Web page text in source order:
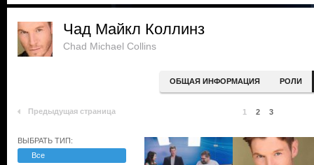
Чад Майкл Коллинз
Chad Michael Collins
ОБЩАЯ ИНФОРМАЦИЯ РОЛИ
Предыдущая страница 1 2 3
ВЫБРАТЬ ТИП:
Все